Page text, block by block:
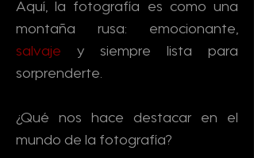
Aquí, la fotografía es como una
montaña rusa: emocionante,
salvaje y siempre lista para
sorprenderte.
¿Qué nos hace destacar en el
mundo de la fotografía?